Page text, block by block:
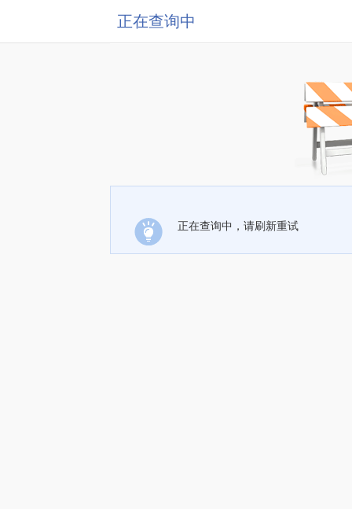
正在查询中
正在查询中，请刷新重试